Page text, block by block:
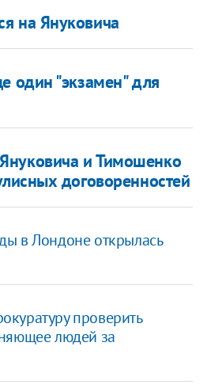
на Януковича
один "экзамен" для
и Тимошенко
договоренностей
в Лондоне открылась
проверить
людей за